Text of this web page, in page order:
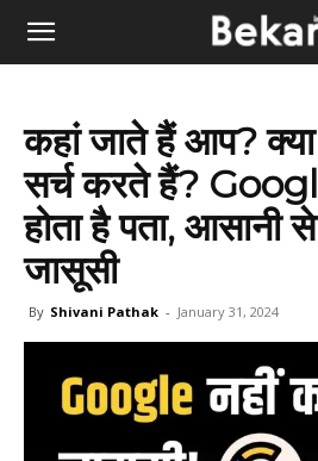
कहां जाते हैं आप?
सर्च करते हैं?
होता है पता, आसानी
जासूसी
By Shivani Pathak - January 31, 2024